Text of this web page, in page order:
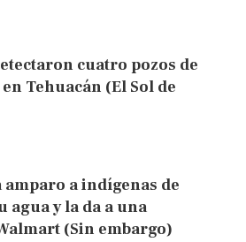
cuatro pozos de
Tehuacán (El Sol de
amparo a indígenas de
agua y la da a una
(Sin embargo)